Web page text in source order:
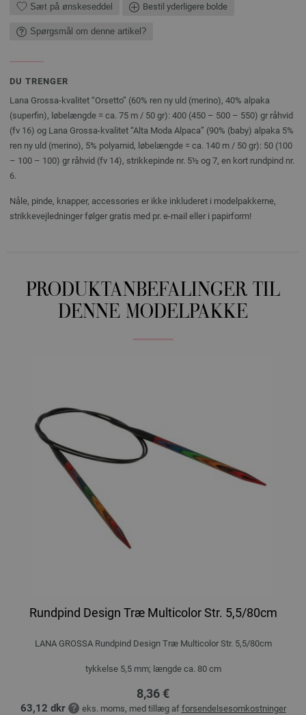
Sæt på ønskeseddel Bestil yderligere bolde
Spørgsmål om denne artikel?
DU TRENGER
Lana Grossa-kvalitet “Orsetto” (60% ren ny uld (merino), 40% alpaka
(superfin), løbelængde = ca. 75 m / 50 gr): 400 (450 – 500 – 550) gr råhvid
(fv 16) og Lana Grossa-kvalitet “Alta Moda Alpaca” (90% (baby) alpaka 5%
ren ny uld (merino), 5% polyamid, løbelængde = ca. 140 m / 50 gr): 50 (100
– 100 – 100) gr råhvid (fv 14), strikkepinde nr. 5½ og 7, en kort rundpind nr.
6.
Nåle, pinde, knapper, accessories er ikke inkluderet i modelpakkerne,
strikkevejledninger følger gratis med pr. e-mail eller i papirform!
PRODUKTANBEFALINGER TIL
DENNE MODELPAKKE
Rundpind Design Træ Multicolor Str. 5,5/80cm
LANA GROSSA Rundpind Design Træ Multicolor Str. 5,5/80cm
tykkelse 5,5 mm; længde ca. 80 cm
8,36 €
63,12 dkr eks. moms, med tillæg af forsendelsesomkostninger